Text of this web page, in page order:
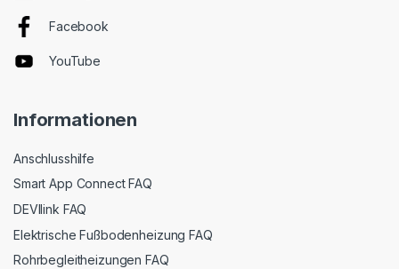
Facebook
YouTube
Informationen
Anschlusshilfe
Smart App Connect FAQ
DEVIlink FAQ
Elektrische Fußbodenheizung FAQ
Rohrbegleitheizungen FAQ